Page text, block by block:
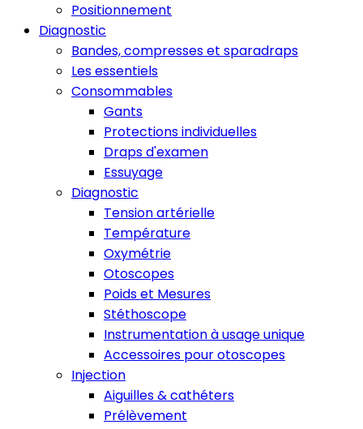
Positionnement
Diagnostic
Bandes, compresses et sparadraps
Les essentiels
Consommables
Gants
Protections individuelles
Draps d'examen
Essuyage
Diagnostic
Tension artérielle
Température
Oxymétrie
Otoscopes
Poids et Mesures
Stéthoscope
Instrumentation à usage unique
Accessoires pour otoscopes
Injection
Aiguilles & cathéters
Prélèvement